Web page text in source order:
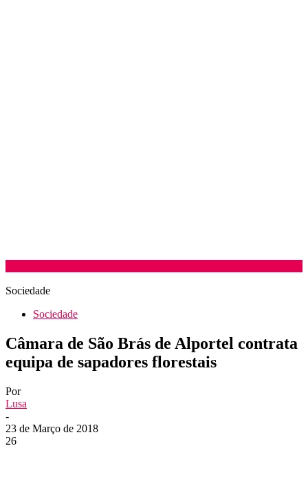
Sociedade
Sociedade
Câmara de São Brás de Alportel contrata
equipa de sapadores florestais
Por
Lusa
-
23 de Março de 2018
26